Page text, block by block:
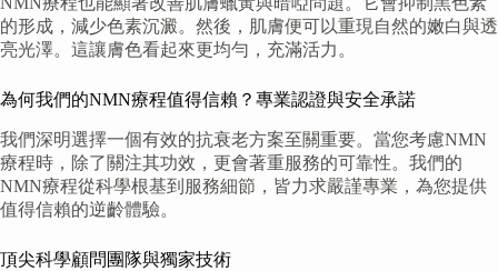
的形成，減少色素沉澱。然後，肌膚便可以重現自然的嫩白與透
亮光澤。這讓膚色看起來更均勻，充滿活力。
為何我們的NMN療程值得信賴？專業認證與安全承諾
我們深明選擇一個有效的抗衰老方案至關重要。當您考慮NMN
療程時，除了關注其功效，更會著重服務的可靠性。我們的
NMN療程從科學根基到服務細節，皆力求嚴謹專業，為您提供
值得信賴的逆齡體驗。
頂尖科學顧問團隊與獨家技術